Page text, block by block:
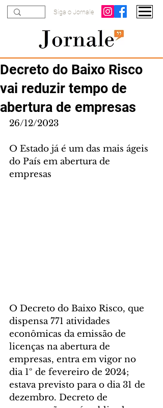
Siga o Jornale
Decreto do Baixo Risco
vai reduzir tempo de
abertura de empresas
26/12/2023
O Estado já é um das mais ágeis
do País em abertura de
empresas
O Decreto do Baixo Risco, que
dispensa 771 atividades
econômicas da emissão de
licenças na abertura de
empresas, entra em vigor no
dia 1º de fevereiro de 2024;
estava previsto para o dia 31 de
dezembro. Decreto de